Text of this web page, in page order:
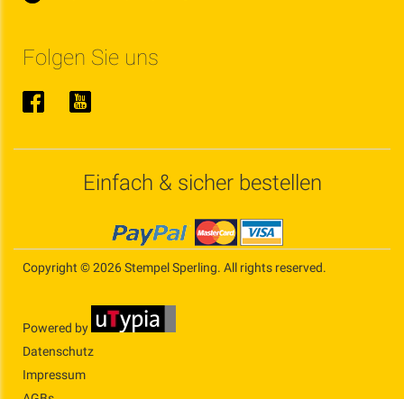
Folgen Sie uns
Einfach & sicher bestellen
Copyright © 2026 Stempel Sperling. All rights reserved.
Powered by
Datenschutz
Impressum